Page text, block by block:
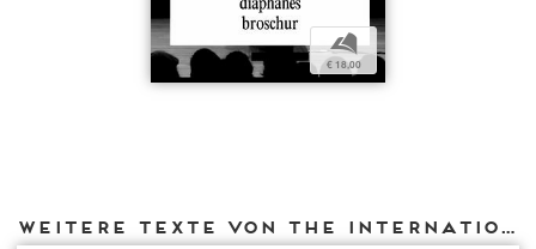
b
€ 18,00
Weitere Texte von The International Necronautical Society bei DIAPHANES